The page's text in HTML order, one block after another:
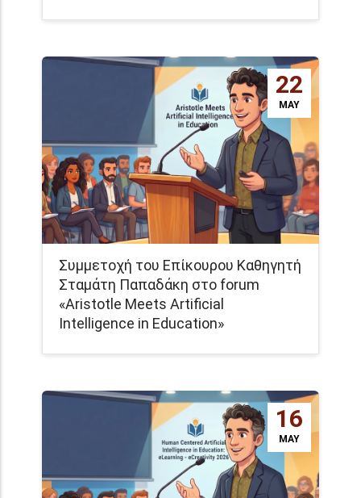
22
MAY
Συμμετοχή του Επίκουρου Καθηγητή
Σταμάτη Παπαδάκη στο forum
«Aristotle Meets Artificial
Intelligence in Education»
16
MAY